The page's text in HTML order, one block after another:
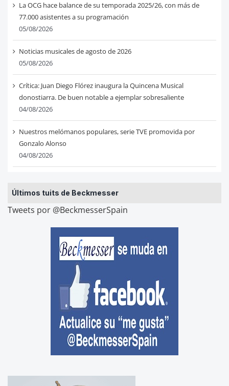
La OCG hace balance de su temporada 2025/26, con más de
77.000 asistentes a su programación
05/08/2026
Noticias musicales de agosto de 2026
05/08/2026
Crítica: Juan Diego Flórez inaugura la Quincena Musical
donostiarra. De buen notable a ejemplar sobresaliente
04/08/2026
Nuestros melómanos populares, serie TVE promovida por
Gonzalo Alonso
04/08/2026
Últimos tuits de Beckmesser
Tweets por @BeckmesserSpain